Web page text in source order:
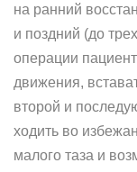
на ранний
и поздний (до
операции
движения,
второй и
ходить во
малого таза и